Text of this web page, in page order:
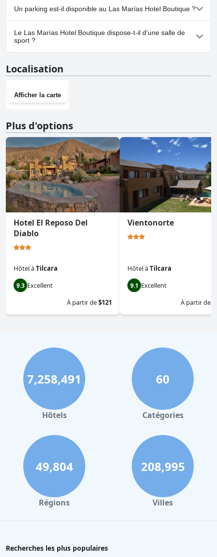
Non, Las Marías Hotel Boutique n'accepte pas les chiens.
Un parking est-il disponible au Las Marías Hotel Boutique ?
Oui, un parking est disponible à Las Marías Hotel Boutique.
Le Las Marías Hotel Boutique dispose-t-il d'une salle de
sport ?
Localisation
Afficher la carte
Plus d'options
Hotel El Reposo Del
Diablo
HôtelàTilcara
9.3 Excellent
À partir de$121
Vientonorte
HôtelàTilcara
9.1 Excellent
À partir de
7,258,491
Hôtels
60
Catégories
49,804
Régions
208,995
Villes
Recherches les plus populaires